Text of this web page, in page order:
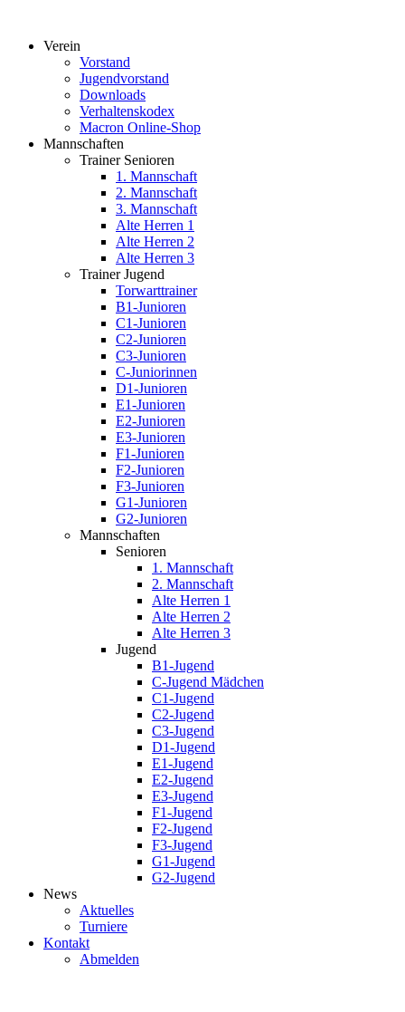
Verein
Vorstand
Jugendvorstand
Downloads
Verhaltenskodex
Macron Online-Shop
Mannschaften
Trainer Senioren
1. Mannschaft
2. Mannschaft
3. Mannschaft
Alte Herren 1
Alte Herren 2
Alte Herren 3
Trainer Jugend
Torwarttrainer
B1-Junioren
C1-Junioren
C2-Junioren
C3-Junioren
C-Juniorinnen
D1-Junioren
E1-Junioren
E2-Junioren
E3-Junioren
F1-Junioren
F2-Junioren
F3-Junioren
G1-Junioren
G2-Junioren
Mannschaften
Senioren
1. Mannschaft
2. Mannschaft
Alte Herren 1
Alte Herren 2
Alte Herren 3
Jugend
B1-Jugend
C-Jugend Mädchen
C1-Jugend
C2-Jugend
C3-Jugend
D1-Jugend
E1-Jugend
E2-Jugend
E3-Jugend
F1-Jugend
F2-Jugend
F3-Jugend
G1-Jugend
G2-Jugend
News
Aktuelles
Turniere
Kontakt
Abmelden